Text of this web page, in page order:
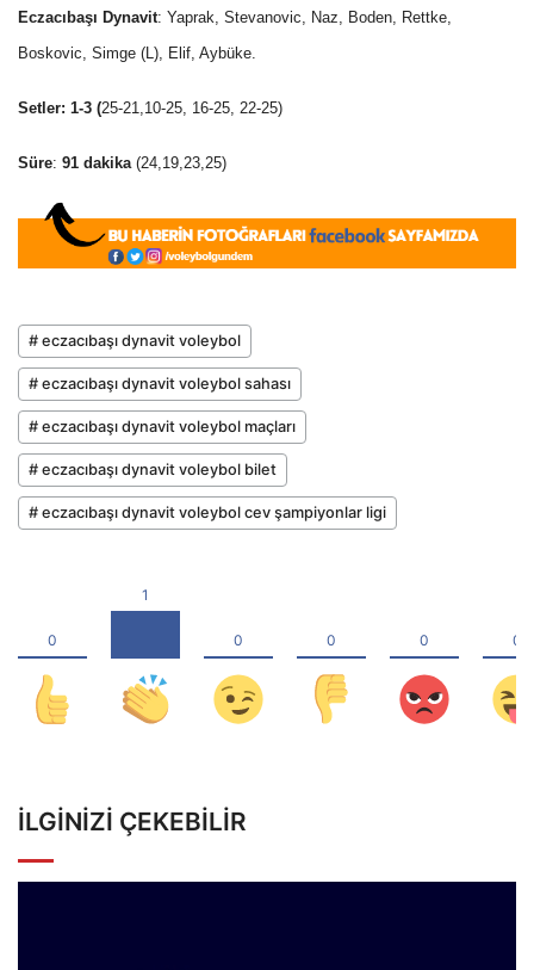
Eczacıbaşı Dynavit: Yaprak, Stevanovic, Naz, Boden, Rettke,
Boskovic, Simge (L), Elif, Aybüke.
Setler: 1-3 (25-21,10-25, 16-25, 22-25)
Süre: 91 dakika (24,19,23,25)
# eczacıbaşı dynavit voleybol
# eczacıbaşı dynavit voleybol sahası
# eczacıbaşı dynavit voleybol maçları
# eczacıbaşı dynavit voleybol bilet
# eczacıbaşı dynavit voleybol cev şampiyonlar ligi
İLGINIZI ÇEKEBILIR